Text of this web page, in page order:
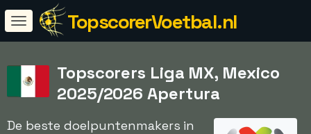
TopscorerVoetbal.nl
Topscorers Liga MX, Mexico
2025/2026 Apertura
De beste doelpuntenmakers in